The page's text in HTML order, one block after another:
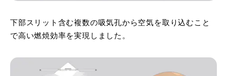
下部スリット含む複数の吸気孔から空気を取り込むこと
で高い燃焼効率を実現しました。